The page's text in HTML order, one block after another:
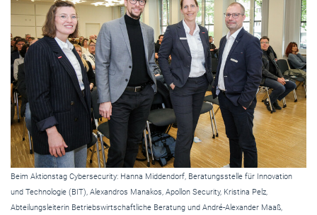
Beim Aktionstag Cybersecurity: Hanna Middendorf, Beratungsstelle für Innovation
und Technologie (BIT), Alexandros Manakos, Apollon Security, Kristina Pelz,
Abteilungsleiterin Betriebswirtschaftliche Beratung und André-Alexander Maaß,